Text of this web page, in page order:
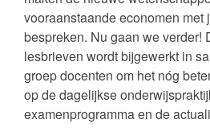
vooraanstaande economen met
bespreken. Nu gaan we verder!
lesbrieven wordt bijgewerkt in
groep docenten om het nóg
op de dagelijkse
examenprogramma en de